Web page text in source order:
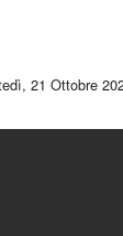
21 Ottobre